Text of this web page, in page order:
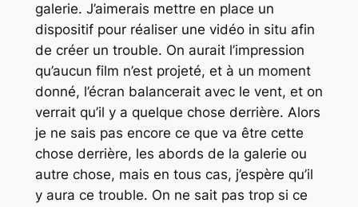
galerie. J’aimerais mettre en place un
dispositif pour réaliser une vidéo in situ afin
de créer un trouble. On aurait l’impression
qu’aucun film n’est projeté, et à un moment
donné, l’écran balancerait avec le vent, et on
verrait qu’il y a quelque chose derrière. Alors
je ne sais pas encore ce que va être cette
chose derrière, les abords de la galerie ou
autre chose, mais en tous cas, j’espère qu’il
y aura ce trouble. On ne sait pas trop si ce